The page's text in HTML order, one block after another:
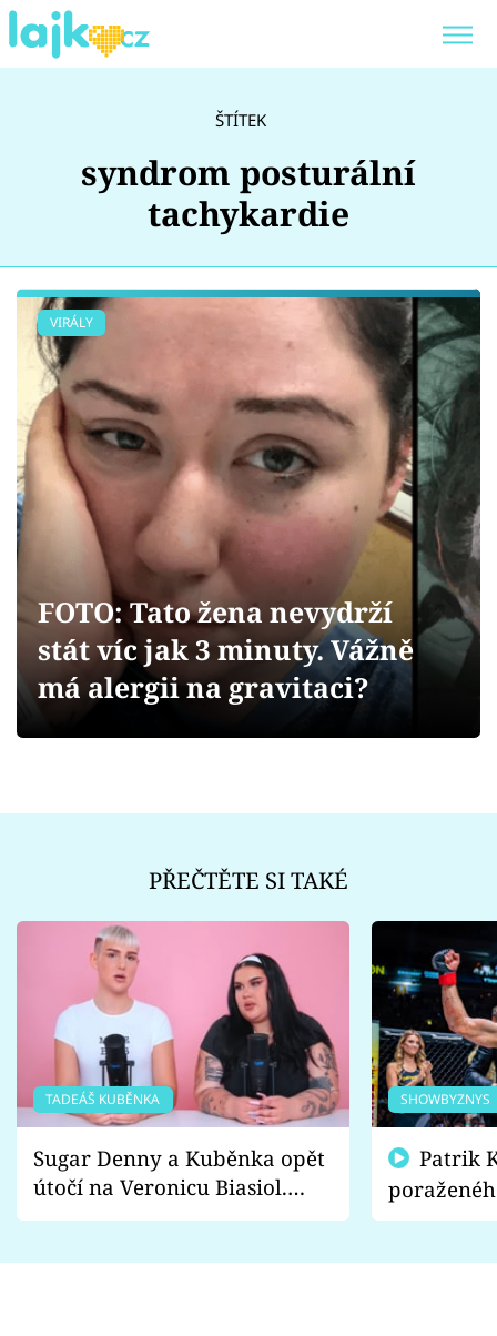
Showbyznys
Youtubeři
Virály
Sex a vztahy
Videa
Sledujte prima+
Přihlášení
ŠTÍTEK
syndrom posturální
tachykardie
VIRÁLY
FOTO: Tato žena nevydrží
stát víc jak 3 minuty. Vážně
má alergii na gravitaci?
PŘEČTĚTE SI TAKÉ
TADEÁŠ KUBĚNKA
Sugar Denny a Kuběnka opět
útočí na Veronicu Biasiol.
Proč je podle nich falešná a
SHOWBYZNYS
fanoušci